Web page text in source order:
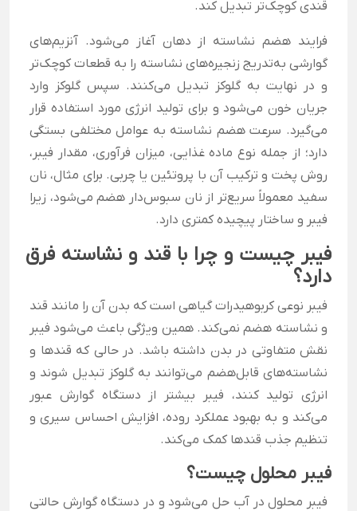
قندی کوچک‌تر تبدیل کند.
فرایند هضم نشاسته از دهان آغاز می‌شود. آنزیم‌های
گوارشی به‌تدریج زنجیره‌های نشاسته را به قطعات کوچک‌تر
و در نهایت به گلوکز تبدیل می‌کنند. سپس گلوکز وارد
جریان خون می‌شود و برای تولید انرژی مورد استفاده قرار
می‌گیرد. سرعت هضم نشاسته به عوامل مختلفی بستگی
دارد؛ از جمله نوع ماده غذایی، میزان فرآوری، مقدار فیبر،
روش پخت و ترکیب آن با پروتئین یا چربی. برای مثال، نان
سفید معمولاً سریع‌تر از نان سبوس‌دار هضم می‌شود، زیرا
فیبر و ساختار پیچیده کمتری دارد.
فیبر چیست و چرا با قند و نشاسته فرق
دارد؟
فیبر نوعی کربوهیدرات گیاهی است که بدن آن را مانند قند
و نشاسته هضم نمی‌کند. همین ویژگی باعث می‌شود فیبر
نقش متفاوتی در بدن داشته باشد. در حالی که قندها و
نشاسته‌های قابل‌هضم می‌توانند به گلوکز تبدیل شوند و
انرژی تولید کنند، فیبر بیشتر از دستگاه گوارش عبور
می‌کند و به بهبود عملکرد روده، افزایش احساس سیری و
تنظیم جذب قندها کمک می‌کند.
فیبر محلول چیست؟
فیبر محلول در آب حل می‌شود و در دستگاه گوارش حالتی